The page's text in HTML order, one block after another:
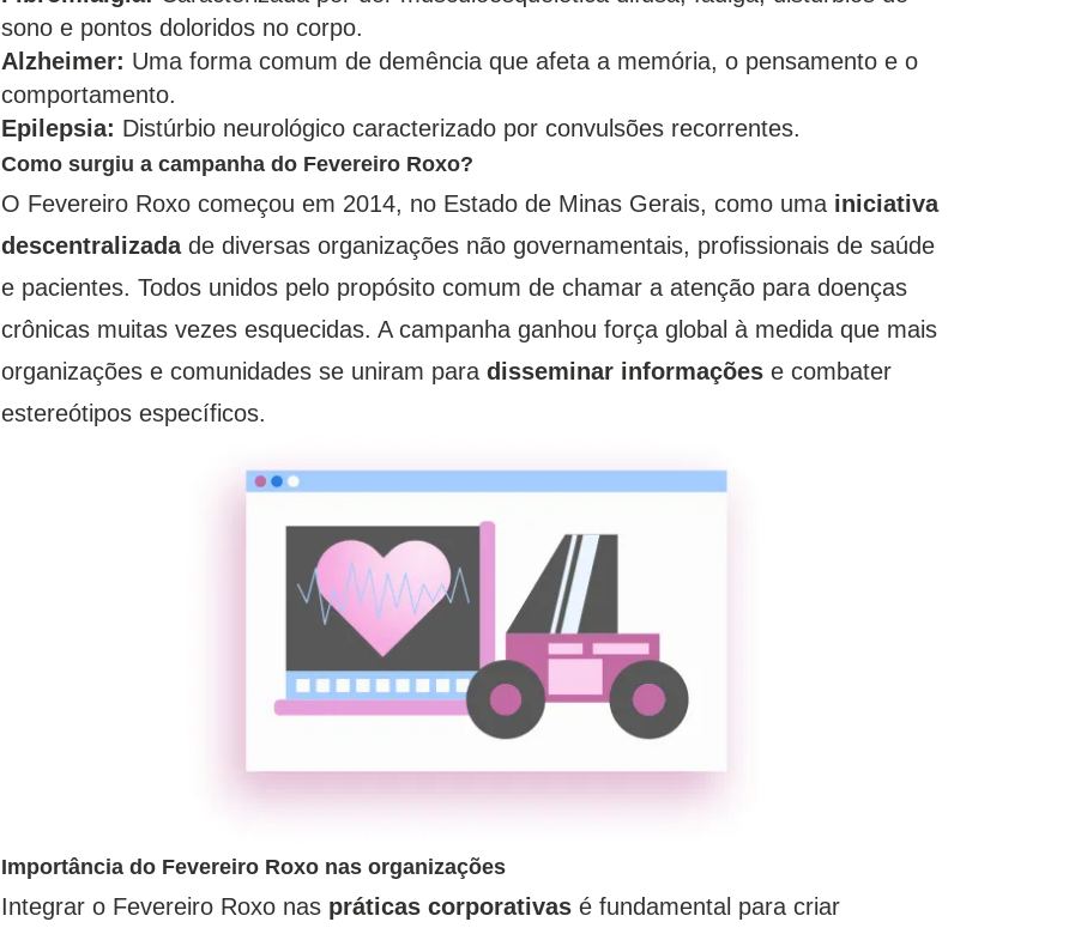
sono e pontos doloridos no corpo.
Alzheimer: Uma forma comum de demência que afeta a memória, o pensamento e o
comportamento.
Epilepsia: Distúrbio neurológico caracterizado por convulsões recorrentes.
Como surgiu a campanha do Fevereiro Roxo?
O Fevereiro Roxo começou em 2014, no Estado de Minas Gerais, como uma iniciativa
descentralizadade diversas organizações não governamentais, profissionais de saúde
e pacientes. Todos unidos pelo propósito comum de chamar a atenção para doenças
crônicas muitas vezes esquecidas. A campanha ganhou força global à medida que mais
organizações e comunidades se uniram paradisseminar informações e combater
estereótipos específicos.
Importância do Fevereiro Roxo nas organizações
Integrar o Fevereiro Roxo nas práticas corporativas é fundamental para criar